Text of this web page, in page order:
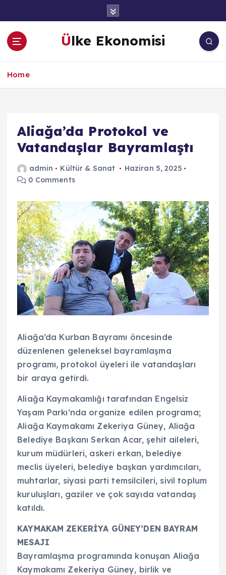
a
Ülke Ekonomisi
Home
Aliağa’da Protokol ve
Vatandaşlar Bayramlaştı
admin Kültür & Sanat
Haziran 5, 2025
0 Comments
Aliağa’da Kurban Bayramı öncesinde
düzenlenen geleneksel bayramlaşma
programı, protokol üyeleri ile vatandaşları
bir araya getirdi.
Aliağa Kaymakamlığı tarafından Engelsiz
Yaşam Parkı’nda organize edilen programa;
Aliağa Kaymakamı Zekeriya Güney, Aliağa
Belediye Başkanı Serkan Acar, şehit aileleri,
kurum müdürleri, askeri erkan, belediye
meclis üyeleri, belediye başkan yardımcıları,
muhtarlar, siyasi parti temsilcileri, sivil toplum
kuruluşları, gaziler ve çok sayıda vatandaş
katıldı.
KAYMAKAM ZEKERİYA GÜNEY’DEN BAYRAM
MESAJI
Bayramlaşma programında konuşan Aliağa
Kaymakamı Zekeriya Güney, birlik ve